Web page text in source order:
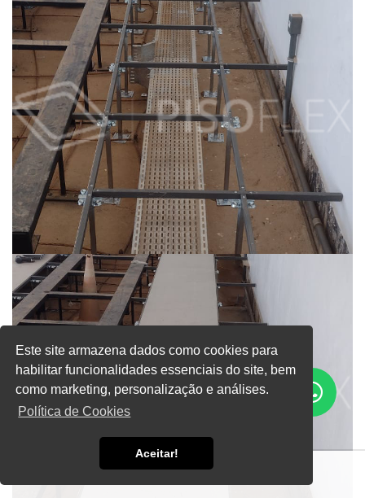
Este site armazena dados como cookies para
habilitar funcionalidades essenciais do site, bem
como marketing, personalização e análises.
Política de Cookies
Aceitar!